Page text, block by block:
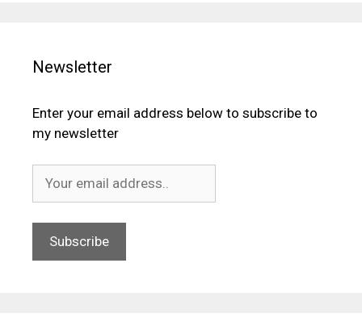
Newsletter
Enter your email address below to subscribe to
my newsletter